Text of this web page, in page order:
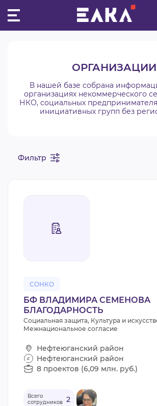
КОНКУРСЫ
ОРГАНИЗАЦИИ
ПРОЕКТЫ
ОРГАНИЗАЦИИ
В нашей базе собрана
организациях некоммерческого
НКО, социальных
инициативных групп без
Фильтр
СОНКО
БФ ВЛАДИМИРА СЕМЕНОВА
БЛАГОДАРНОСТЬ
Социальная защита, Культура и
Межнациональное согласие
Нефтеюганский район
Нефтеюганский район
8 проектов (6,09 млн. руб.)
Всего
сотрудников 2